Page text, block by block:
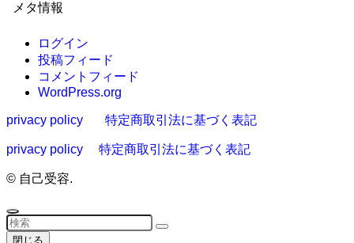
メタ情報
ログイン
投稿フィード
コメントフィード
WordPress.org
privacy policy 特定商取引法に基づく表記
privacy policy 特定商取引法に基づく表記
© 自己受容.
閉じる